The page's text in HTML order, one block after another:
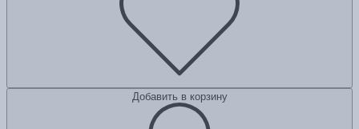
Добавить в корзину